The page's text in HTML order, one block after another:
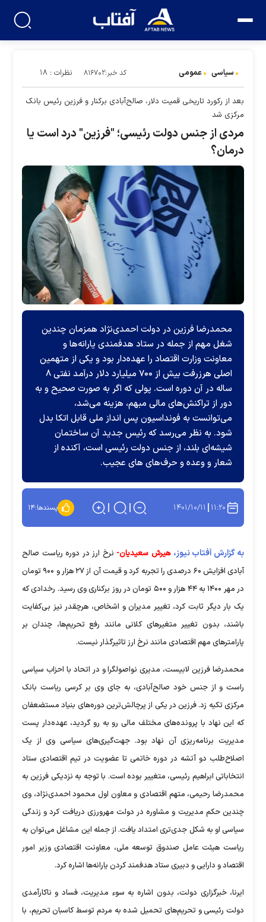
سیاسی عمومی کد خبر:۸۱۶۷۰۲ نظرات : ۱۸
بعد از رکورد تاریخی قمیت دلار، صالح‌آبادی برکنار و فرزین رئیس بانک
مرکزی شد
مردی از جنس دولت رئیسی؛ "فرزین" درد است یا
درمان؟
محمدرضا فرزین در دولت احمدی‌نژاد همزمان چندین
شغل مهم از جمله در ستاد هدفمندی یارانه‌ها و
معاونت وزارت اقتصاد را عهده‌دار بود و یکی از متهمین
اصلی هرزرفت بیش از ۷۰۰ میلیارد دلار درآمد نفتی ۸
ساله در آن دوره است. پولی که اگر به صورت صحیح و به
دور از تراکنش‌های مالی مبهم، هزینه می‌شد،
می‌توانست به فونداسیون پس انداز ملی قابل اتکا بدل
شود. به نظر می‌رسد که رئیس جدید آن ساختمان
شیشه‌ای بلند، از جنس دولت رئیسی است، آکنده از
شعار و وعده و حرف‌های های عجیب.
۱۱:۲۰ ۱۴۰۱/۱۰/۱۱ پسندها:۱۴
به گزارش آفتاب نیوز، هیرش سعیدیان- نرخ ارز در دوره ریاست صالح
آبادی افزایش ۶۰ درصدی را تجربه کرد و قیمت آن از ۲۷ هزار و ۹۰۰ تومان
در مهر ۱۴۰۰ به ۴۴ هزار و ۵۰۰ تومان در روز برکناری وی رسید. رخدادی که
یک بار دیگر ثابت کرد، تغییر مدیران و اشخاص، هرچقدر نیز بی‌کفایت
باشند، بدون تغییر متغیر‌های کلانی مانند رفع تحریم‌ها، چندان بر
پارامتر‌های مهم اقتصادی مانند نرخ ارز تاثیرگذار نیست.
محمدرضا فرزین لابیست، مدیری نواصولگرا و در اتحاد با احزاب سیاسی
راست و از جنس خود صالح‌آبادی، به جای وی بر کرسی ریاست بانک
مرکزی تکیه زد. فرزین در یکی از پرچالش‌ترین دوره‌های بنیاد مستضعفان
که این نهاد با پرونده‌های مختلف مالی رو به رو گردید، عهده‌دار پست
مدیریت برنامه‌ریزی آن نهاد بود. جهت‌گیری‌های سیاسی وی از یک
اصلاح‌طلب دو آتشه در دوره خاتمی تا عضویت در تیم اقتصادی ستاد
انتخاباتی ابراهیم رئیسی، متغییر بوده است. با توجه به نزدیکی فرزین به
محمدرضا رحیمی، متهم اقتصادی و معاون اول محمود احمدی‌نژاد، وی
چندین حکم مدیریت و مشاوره در دولت مهرورزی دریافت کرد و زندگی
سیاسی او به شکل جدی‌تری امتداد یافت. از جمله این مشاغل می‌توان به
ریاست هیئت عامل صندوق توسعه ملی، معاونت اقتصادی وزیر امور
اقتصاد و دارایی و دبیری ستاد هدفمند کردن یارانه‌ها اشاره کرد.
ایرنا، خبرگزاری دولت، بدون اشاره به سوء مدیریت، فساد و ناکارآمدی
دولت رئیسی و تحریم‌های تحمیل شده به مردم توسط کاسبان تحریم، با